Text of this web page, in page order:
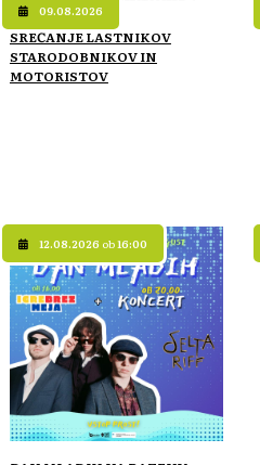
09.08.2026
SREČANJE LASTNIKOV
STARODOBNIKOV IN
MOTORISTOV
12.08.2026 ob16:00